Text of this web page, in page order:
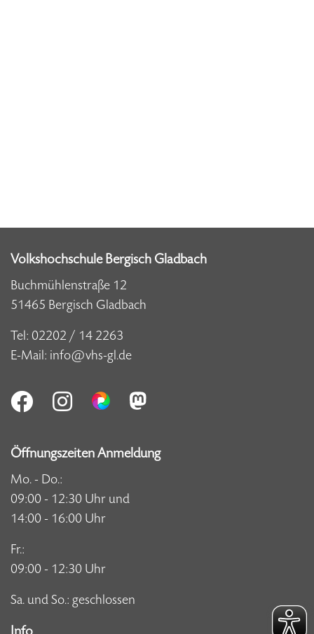
Volkshochschule Bergisch Gladbach
Buchmühlenstraße 12
51465 Bergisch Gladbach
Tel: 02202 / 14 2263
E-Mail: info@vhs-gl.de
Öffnungszeiten Anmeldung
Mo. - Do.:
09:00 - 12:30 Uhr und
14:00 - 16:00 Uhr
Fr.:
09:00 - 12:30 Uhr
Sa. und So.: geschlossen